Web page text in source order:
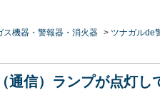
ス機器・警報器・消火器 > ツナガルde
通信）ランプが点灯し